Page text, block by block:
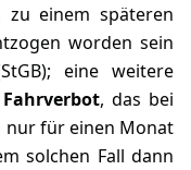
zu einem späteren
worden sein
eine weitere
, das bei
nur für einen Monat
solchen Fall dann